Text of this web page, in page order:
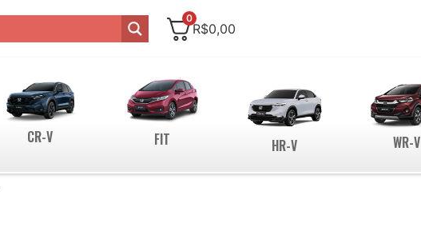
0
R$0,00
CR-V FIT HR-V WR-V